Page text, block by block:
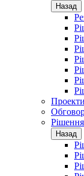
Назад
Проекти
Назад